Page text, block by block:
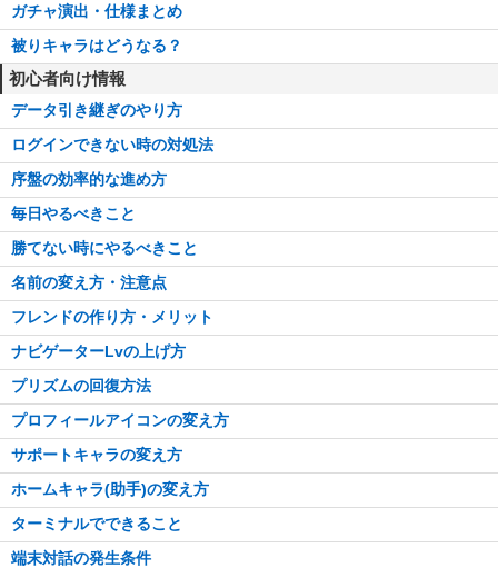
ガチャ演出・仕様まとめ
被りキャラはどうなる？
初心者向け情報
データ引き継ぎのやり方
ログインできない時の対処法
序盤の効率的な進め方
毎日やるべきこと
勝てない時にやるべきこと
名前の変え方・注意点
フレンドの作り方・メリット
ナビゲーターLvの上げ方
プリズムの回復方法
プロフィールアイコンの変え方
サポートキャラの変え方
ホームキャラ(助手)の変え方
ターミナルでできること
端末対話の発生条件